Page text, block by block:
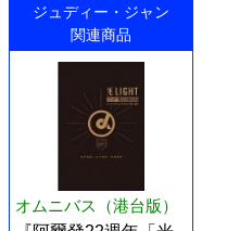
ジュディー・ジャン
関連商品
オムニバス（港台版）